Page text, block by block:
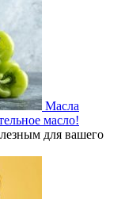
Масла
масло!
для вашего